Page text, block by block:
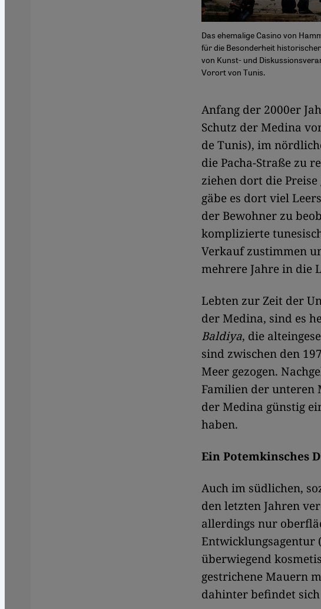
Das ehemalige Casino von
für die Besonderheit
von Kunst- und
Vorort von Tunis.
Anfang der 2000er
Schutz der Medina
de Tunis), im
die Pacha-Straße zu
ziehen dort die
gäbe es dort viel
der Bewohner zu
komplizierte
Verkauf zustimmen
mehrere Jahre in die
Lebten zur Zeit der
der Medina, sind es
Baldiya, die
sind zwischen den
Meer gezogen.
Familien der unteren
der Medina günstig
haben.
Ein Potemkinsches
Auch im südlichen,
den letzten Jahren
allerdings nur
Entwicklungsagentur
überwiegend
gestrichene Mauern
dahinter befindet